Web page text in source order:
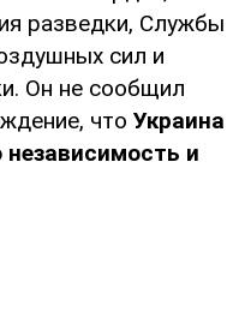
разведки, Службы
сил и
Он не сообщил
что Украина
и